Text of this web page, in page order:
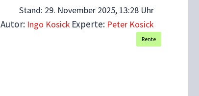
Stand: 29. November 2025, 13:28 Uhr
Autor: Ingo Kosick Experte: Peter Kosick
Rente